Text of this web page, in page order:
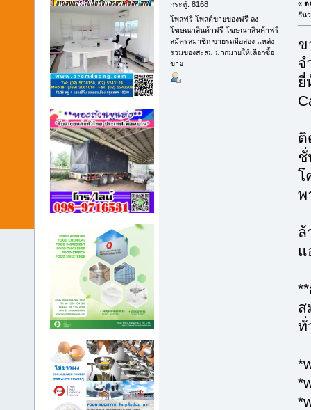
กระทู้: 8168
โพสฟรี โพสต์ขายของฟรี ลง
โฆษณาสินค้าฟรี โฆษณาสินค้าฟรี
สมัครสมาชิก ขายรถมือสอง แหล่ง
รวมของสะสม มากมายให้เลือกซื้อ
ขาย
« ต
ธัน
ข
จ
ยี่
ติ
ชั่
โ
พ
ล้
แ
ส
ทั่